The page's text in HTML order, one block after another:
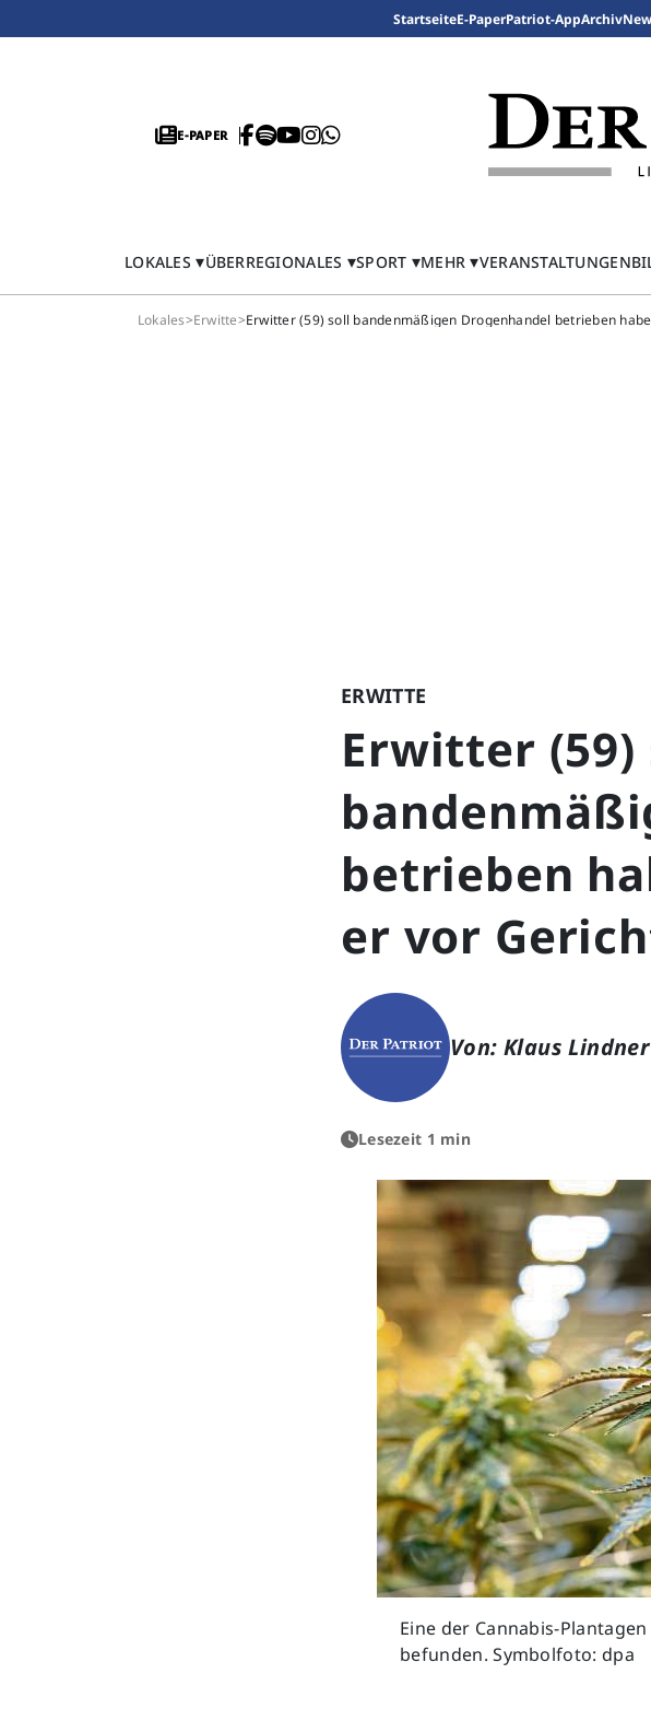
StartseiteE-PaperPatriot-AppArchiv
E-PAPER
LOKALES ÜBERREGIONALES SPORT MEHR VERANSTALTUNGEN
Lokales>Erwitte>Erwitter (59) soll bandenmäßigen Drogenhandel betrieben
ERWITTE
Erwitter (59)
betrieben
er vor
Von: Klaus Lindner
Lesezeit 1 min
Eine der Cannabis-
befunden. Symbolfoto: dpa